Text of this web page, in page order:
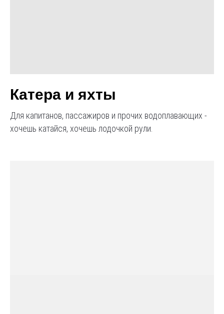
Катера и яхты
Для капитанов, пассажиров и прочих водоплавающих -
хочешь катайся, хочешь лодочкой рули.